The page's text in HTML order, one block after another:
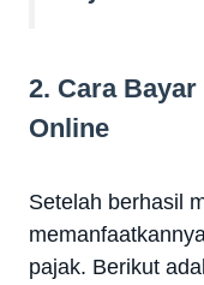
2. Cara
Online
Setelah berhasil
pajak. Berikut